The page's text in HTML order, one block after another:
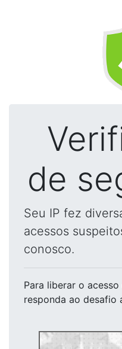
de
Seu IP fez
acessos
conosco.
Para liberar o acesso
responda ao desafio